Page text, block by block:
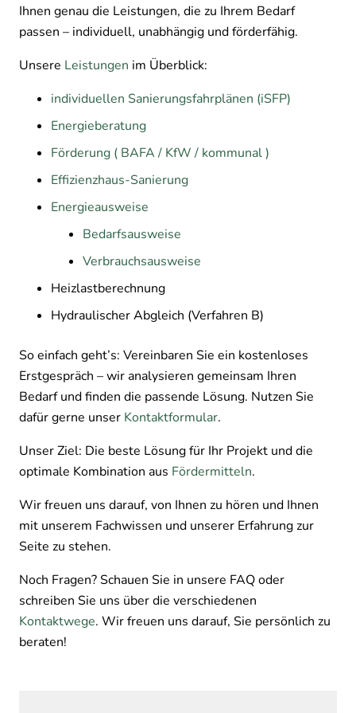
Ihnen genau die Leistungen, die zu Ihrem Bedarf
passen – individuell, unabhängig und förderfähig.
Unsere Leistungen im Überblick:
individuellen Sanierungsfahrplänen (iSFP)
Energieberatung
Förderung ( BAFA / KfW / kommunal )
Effizienzhaus-Sanierung
Energieausweise
Bedarfsausweise
Verbrauchsausweise
Heizlastberechnung
Hydraulischer Abgleich (Verfahren B)
So einfach geht’s: Vereinbaren Sie ein kostenloses
Erstgespräch – wir analysieren gemeinsam Ihren
Bedarf und finden die passende Lösung. Nutzen Sie
dafür gerne unser Kontaktformular.
Unser Ziel: Die beste Lösung für Ihr Projekt und die
optimale Kombination aus Fördermitteln.
Wir freuen uns darauf, von Ihnen zu hören und Ihnen
mit unserem Fachwissen und unserer Erfahrung zur
Seite zu stehen.
Noch Fragen? Schauen Sie in unsere FAQ oder
schreiben Sie uns über die verschiedenen
Kontaktwege. Wir freuen uns darauf, Sie persönlich zu
beraten!